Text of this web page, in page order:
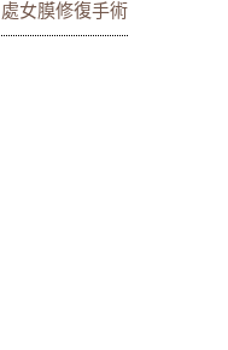
處女膜修復手術